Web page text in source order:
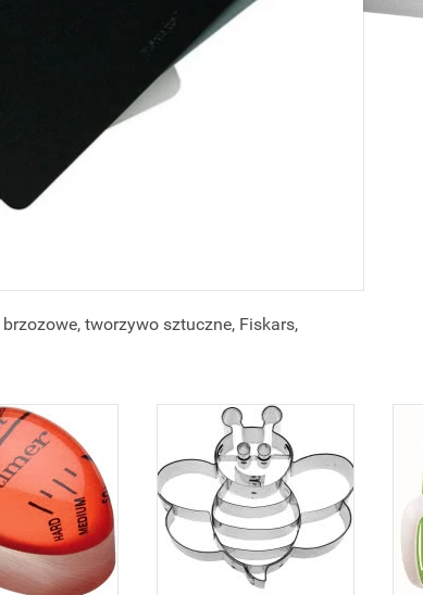
tworzywo sztuczne, Fiskars,